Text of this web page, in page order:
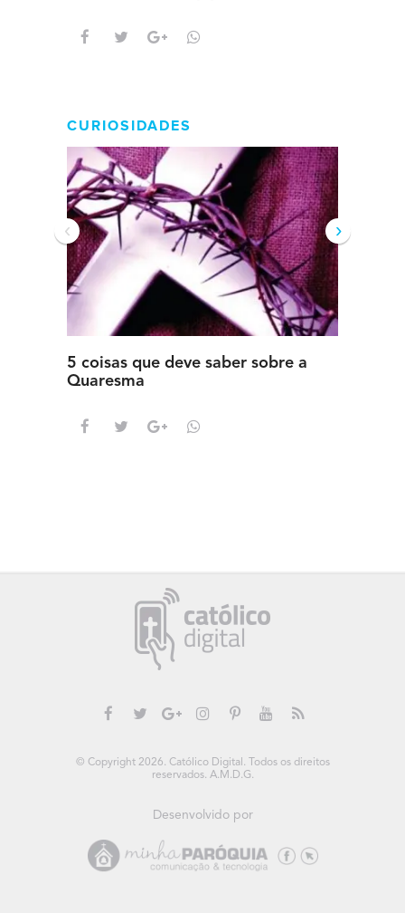
CURIOSIDADES
5 coisas que deve saber sobre a
Quaresma
‹ ›
© Copyright 2026. Católico Digital. Todos os direitos
reservados. A.M.D.G.
Desenvolvido por